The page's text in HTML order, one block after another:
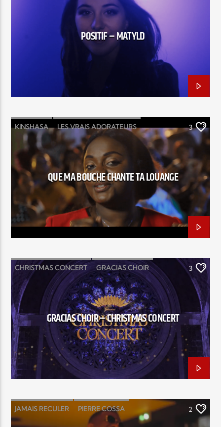
Elyon Live
Elyon Kids
POSITIF – MATYLD
KINSHASA LES VRAIS ADORATEURS
QUE MA BOUCHE CHANTE TA LOUANGE
ST MICHEL
3
QUE MA BOUCHE CHANTE TA LOUANGE
CHRISTMAS CONCERT GRACIAS CHOIR 3
GRACIAS CHOIR – CHRISTMAS CONCERT
JAMAIS RECULER PIERRE COSSA 2